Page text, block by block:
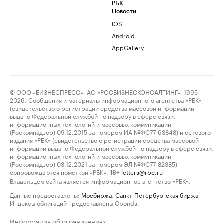
РБК
Новости
iOS
Android
AppGallery
© ООО «БИЗНЕСПРЕСС», АО «РОСБИЗНЕСКОНСАЛТИНГ», 1995–
2026. Сообщения и материалы информационного агентства «РБК»
(свидетельство о регистрации средства массовой информации
выдано Федеральной службой по надзору в сфере связи,
информационных технологий и массовых коммуникаций
(Роскомнадзор) 09.12.2015 за номером ИА №ФС77-63848) и сетевого
издания «РБК» (свидетельство о регистрации средства массовой
информации выдано Федеральной службой по надзору в сфере связи,
информационных технологий и массовых коммуникаций
(Роскомнадзор) 03.12.2021 за номером ЭЛ №ФС77-82385)
сопровождаются пометкой «РБК».
18+ letters@rbc.ru
Владельцем сайта является информационное агентство «РБК».
Данные предоставлены: Мосбиржа Санкт-Петербургская биржа
Индексы облигаций предоставлены Cbonds.